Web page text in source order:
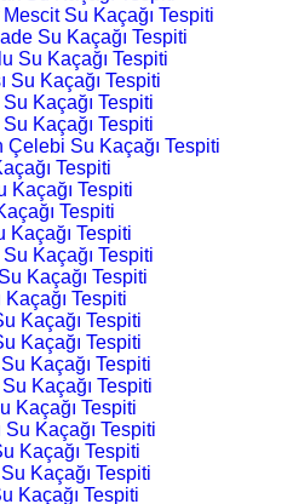
Mescit Su Kaçağı Tespiti
Su Kaçağı Tespiti
Su Kaçağı Tespiti
Su Kaçağı Tespiti
Su Kaçağı Tespiti
Kaçağı Tespiti
Çelebi Su Kaçağı Tespiti
Tespiti
Kaçağı Tespiti
Tespiti
Kaçağı Tespiti
Kaçağı Tespiti
Kaçağı Tespiti
Tespiti
Kaçağı Tespiti
Kaçağı Tespiti
Su Kaçağı Tespiti
Kaçağı Tespiti
Kaçağı Tespiti
Su Kaçağı Tespiti
Kaçağı Tespiti
Kaçağı Tespiti
Kaçağı Tespiti